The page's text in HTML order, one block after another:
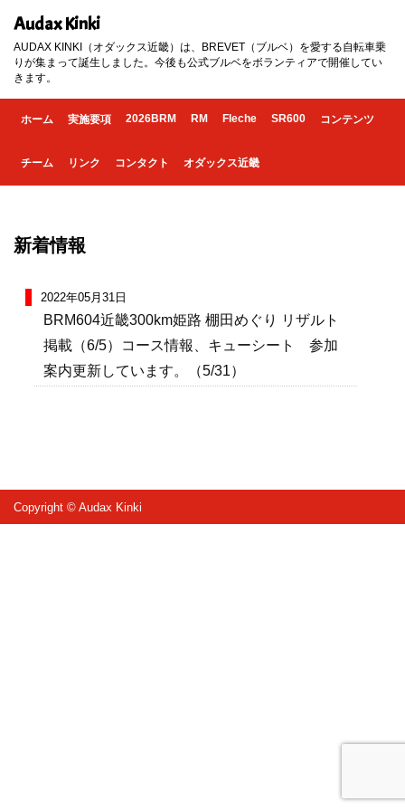
Audax Kinki
AUDAX KINKI（オダックス近畿）は、BREVET（ブルベ）を愛する自転車乗
りが集まって誕生しました。今後も公式ブルベをボランティアで開催してい
きます。
ホーム 実施要項 2026BRM RM Fleche SR600 コンテンツ
チーム リンク コンタクト オダックス近畿
新着情報
2022年05月31日
BRM604近畿300km姫路 棚田めぐり リザルト
掲載（6/5）コース情報、キューシート 参加
案内更新しています。（5/31）
Copyright © Audax Kinki